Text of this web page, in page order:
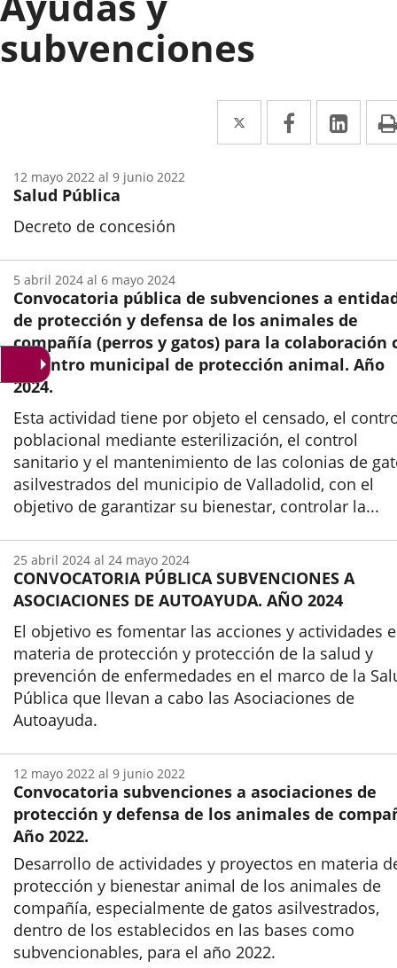
subvenciones
Twitter
Enlace
a
Facebook
Enlace
a
a
Salud Pública
Decreto de concesión
Inicio
12 mayo 2022 al 9 junio 2022
Convocatoria pública de subvenciones a
de protección y defensa de los animales de
compañía (perros y gatos) para la colaboración
el centro municipal de protección animal. Año
2024.
Esta actividad tiene por objeto el censado, el
poblacional mediante esterilización, el control
sanitario y el mantenimiento de las colonias de
asilvestrados del municipio de Valladolid, con el
objetivo de garantizar su bienestar, controlar la...
Inicio
5 abril 2024 al 6 mayo 2024
CONVOCATORIA PÚBLICA SUBVENCIONES A
ASOCIACIONES DE AUTOAYUDA. AÑO 2024
El objetivo es fomentar las acciones y actividades
materia de protección y protección de la salud y
prevención de enfermedades en el marco de la
Pública que llevan a cabo las Asociaciones de
Autoayuda.
Inicio
25 abril 2024 al 24 mayo 2024
Convocatoria subvenciones a asociaciones de
protección y defensa de los animales de
Año 2022.
Desarrollo de actividades y proyectos en materia
protección y bienestar animal de los animales de
compañía, especialmente de gatos asilvestrados,
dentro de los establecidos en las bases como
subvencionables, para el año 2022.
12 mayo 2022 al 9 junio 2022